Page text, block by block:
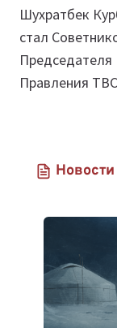
по
записям
Шухратбек
стал
Председателя
Правления
Новости